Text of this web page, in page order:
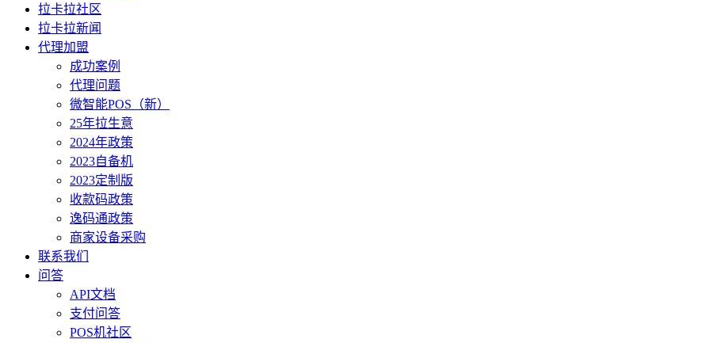
拉卡拉社区
拉卡拉新闻
代理加盟
成功案例
代理问题
微智能POS（新）
25年拉生意
2024年政策
2023自备机
2023定制版
收款码政策
逸码通政策
商家设备采购
联系我们
问答
API文档
支付问答
POS机社区